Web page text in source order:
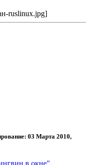
ruslinux.jpg]
: 03 Марта 2010,